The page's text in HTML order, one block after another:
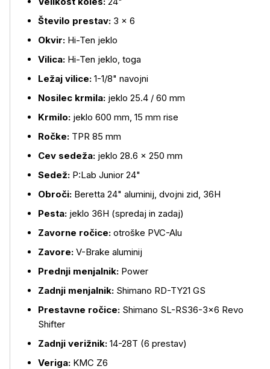
Število prestav: 3 × 6
Okvir: Hi-Ten jeklo
Vilica: Hi-Ten jeklo, toga
Ležaj vilice: 1-1/8" navojni
Nosilec krmila: jeklo 25.4 / 60 mm
Krmilo: jeklo 600 mm, 15 mm rise
Ročke: TPR 85 mm
Cev sedeža: jeklo 28.6 × 250 mm
Sedež: P:Lab Junior 24"
Obroči: Beretta 24" aluminij, dvojni zid, 36H
Pesta: jeklo 36H (spredaj in zadaj)
Zavorne ročice: otroške PVC-Alu
Zavore: V-Brake aluminij
Prednji menjalnik: Power
Zadnji menjalnik: Shimano RD-TY21 GS
Prestavne ročice: Shimano SL-RS36-3×6 Revo
Shifter
Zadnji verižnik: 14-28T (6 prestav)
Veriga: KMC Z6